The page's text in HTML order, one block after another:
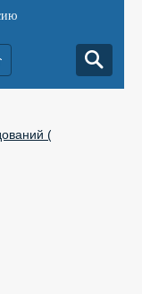
(2021 - 2022)